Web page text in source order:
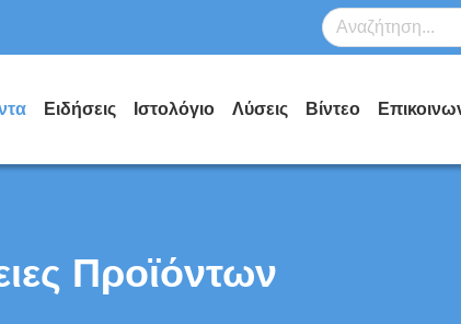
Ειδήσεις Ιστολόγιο Λύσεις Βίντεο
Προϊόντων